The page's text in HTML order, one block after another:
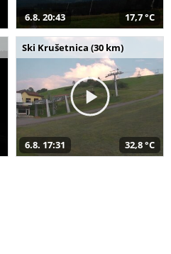
6.8. 20:43 17,7 °C
Ski Krušetnica (30 km)
6.8. 17:31 32,8 °C